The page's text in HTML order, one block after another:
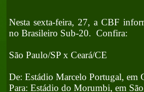
Nesta sexta-feira, 27, a CBF
no Brasileiro Sub-20. Confira:
São Paulo/SP x Ceará/CE
De: Estádio Marcelo Portugal, em
Para: Estádio do Morumbi, em